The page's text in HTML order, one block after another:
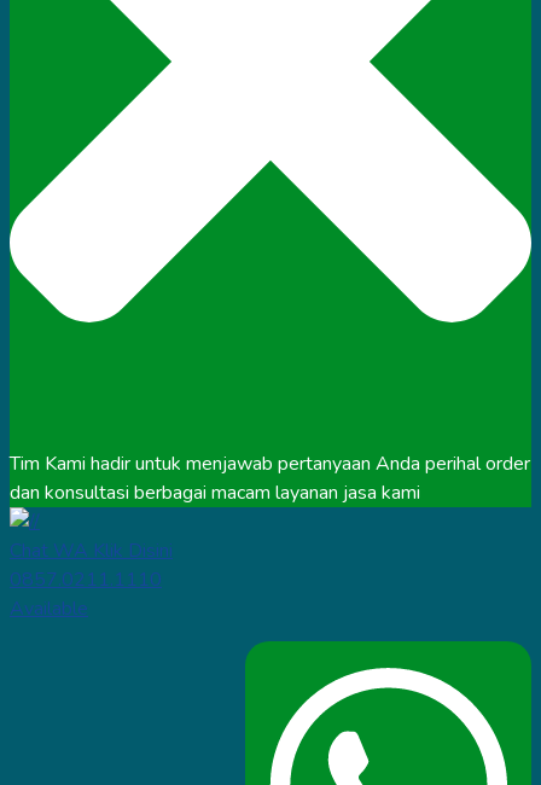
Tim Kami hadir untuk menjawab pertanyaan Anda perihal order
dan konsultasi berbagai macam layanan jasa kami
Chat WA Klik Disini
0857.0211.1110
Available